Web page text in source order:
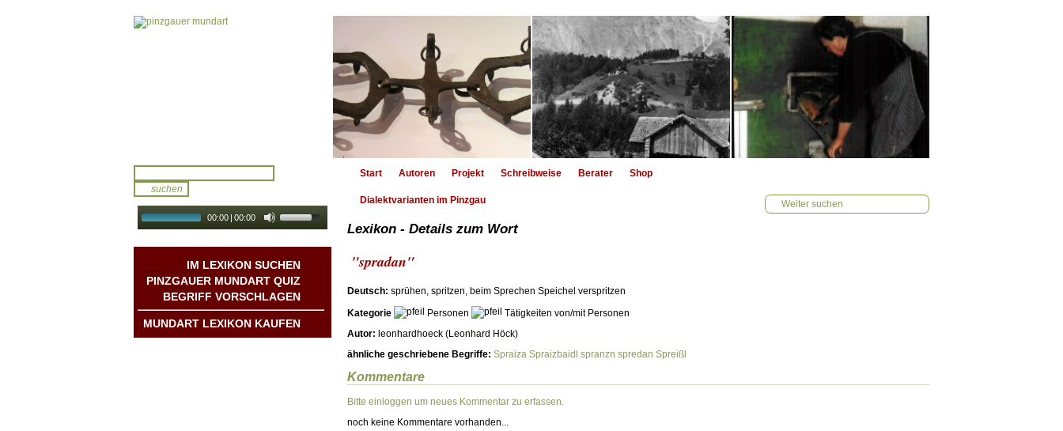
00:00 | 00:00
IM LEXIKON SUCHEN
PINZGAUER MUNDART QUIZ
BEGRIFF VORSCHLAGEN
MUNDART LEXIKON KAUFEN
Start Autoren Projekt Schreibweise Berater Shop
Dialektvarianten im Pinzgau Weiter suchen
Lexikon - Details zum Wort
"spradan"
Deutsch: sprühen, spritzen, beim Sprechen Speichel verspritzen
Kategorie
Personen
Tätigkeiten von/mit Personen
Autor: leonhardhoeck (Leonhard Höck)
ähnliche geschriebene Begriffe: Spraiza Spraizbaidl spranzn spredan Spreißl
Kommentare
Bitte einloggen um neues Kommentar zu erfassen.
noch keine Kommentare vorhanden...